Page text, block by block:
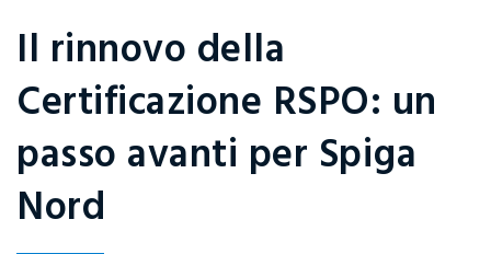
Il rinnovo della
Certificazione RSPO: un
passo avanti per Spiga
Nord